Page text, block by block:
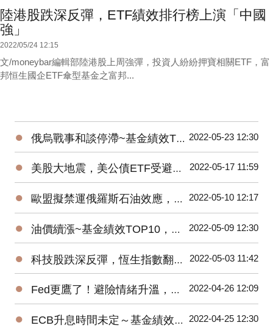
陸港股跌深反彈，ETF績效排行榜上演「中國
強」
2022/05/24 12:15
文/moneybar編輯部陸港股上周強彈，投資人紛紛押寶相關ETF，富
邦恒生國企ETF傘型基金之富邦...
● 俄烏戰事和談停滯~基金績效TOP10，能源基金領漲！ 2022-05-23 12:30
● 美股大地震，美公債ETF受避險買盤青睞 2022-05-17 11:59
● 歐盟擬禁運俄羅斯石油效應，原油ETF績效衝第一 2022-05-10 12:17
● 油價續漲~基金績效TOP10，能源基金漲勢未歇！ 2022-05-09 12:30
● 科技股跌深反彈，恆生指數翻紅，港股ETF一吐怨氣 2022-05-03 11:42
● Fed更鷹了！避險情緒升溫，反向ETF躍市場主流 2022-04-26 12:09
● ECB升息時間未定～基金績效TOP10，歐洲基金反彈！ 2022-04-25 12:30